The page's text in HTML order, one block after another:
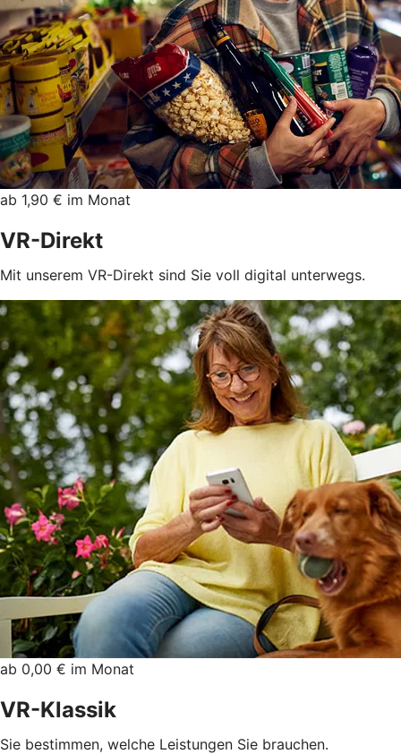
ab 1,90 € im Monat
VR-Direkt
Mit unserem VR-Direkt sind Sie voll digital unterwegs.
ab 0,00 € im Monat
VR-Klassik
Sie bestimmen, welche Leistungen Sie brauchen.